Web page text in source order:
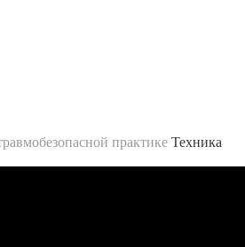
практике Техника